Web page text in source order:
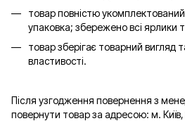
товар повністю
упаковка; збережено всі ярлики
товар зберігає товарний вигляд
властивості.
Після узгодження повернення з
повернути товар за адресою: м.